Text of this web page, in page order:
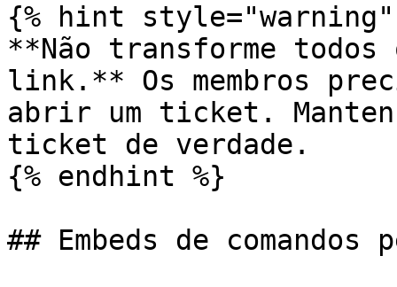
{% hint style="warning"
**Não transforme todos
link.** Os membros
abrir um ticket.
ticket de verdade.
{% endhint %}
## Embeds de comandos